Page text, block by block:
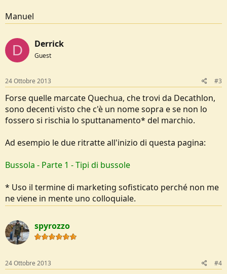
Manuel
D Derrick
Guest
24 Ottobre 2013 #3
Forse quelle marcate Quechua, che trovi da Decathlon,
sono decenti visto che c'è un nome sopra e se non lo
fossero si rischia lo sputtanamento* del marchio.
Ad esempio le due ritratte all'inizio di questa pagina:
Bussola - Parte 1 - Tipi di bussole
* Uso il termine di marketing sofisticato perché non me
ne viene in mente uno colloquiale.
spyrozzo
24 Ottobre 2013 #4